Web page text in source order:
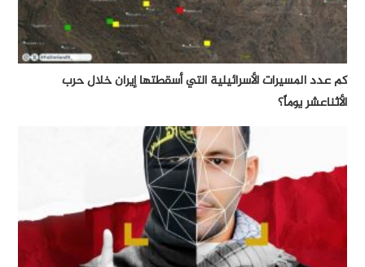
كم عدد المسيرات الأسرائيلية التي أسقطتها إيران خلال حرب
الأثناعشر يوماً؟